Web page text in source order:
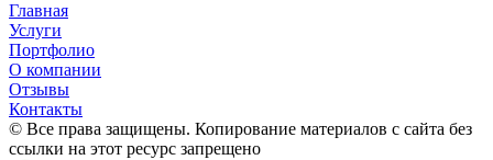
Главная
Услуги
Портфолио
О компании
Отзывы
Контакты
© Все права защищены. Копирование материалов с сайта без
ссылки на этот ресурс запрещено